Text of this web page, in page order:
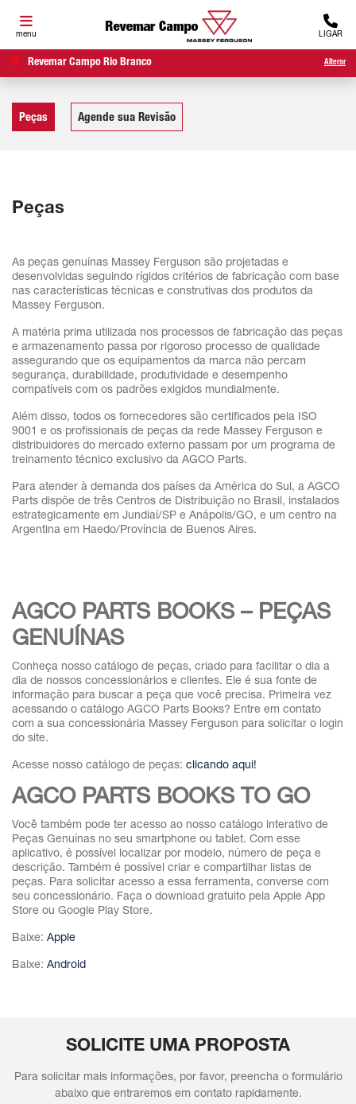
menu LIGAR
Revemar Campo Rio Branco Alterar
Agende sua Revisão
Peças
Peças
As peças genuínas Massey Ferguson são projetadas e
desenvolvidas seguindo rígidos critérios de fabricação com base
nas características técnicas e construtivas dos produtos da
Massey Ferguson.
A matéria prima utilizada nos processos de fabricação das peças
e armazenamento passa por rigoroso processo de qualidade
assegurando que os equipamentos da marca não percam
segurança, durabilidade, produtividade e desempenho
compatíveis com os padrões exigidos mundialmente.
Além disso, todos os fornecedores são certificados pela ISO
9001 e os profissionais de peças da rede Massey Ferguson e
distribuidores do mercado externo passam por um programa de
treinamento técnico exclusivo da AGCO Parts.
Para atender à demanda dos países da América do Sul, a AGCO
Parts dispõe de três Centros de Distribuição no Brasil, instalados
estrategicamente em Jundiaí/SP e Anápolis/GO, e um centro na
Argentina em Haedo/Província de Buenos Aires.
AGCO PARTS BOOKS – PEÇAS
GENUÍNAS
Conheça nosso catálogo de peças, criado para facilitar o dia a
dia de nossos concessionários e clientes. Ele é sua fonte de
informação para buscar a peça que você precisa. Primeira vez
acessando o catálogo AGCO Parts Books? Entre em contato
com a sua concessionária Massey Ferguson para solicitar o login
do site.
Acesse nosso catálogo de peças: clicando aqui!
AGCO PARTS BOOKS TO GO
Você também pode ter acesso ao nosso catálogo interativo de
Peças Genuínas no seu smartphone ou tablet. Com esse
aplicativo, é possível localizar por modelo, número de peça e
descrição. Também é possível criar e compartilhar listas de
peças. Para solicitar acesso a essa ferramenta, converse com
seu concessionário. Faça o download gratuito pela Apple App
Store ou Google Play Store.
Baixe: Apple
Baixe: Android
SOLICITE UMA PROPOSTA
Para solicitar mais informações, por favor, preencha o formulário
abaixo que entraremos em contato rapidamente.